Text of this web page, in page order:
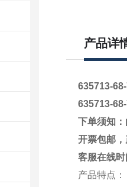
产品详
635713-
635713-
下单须知
开票包邮
客服在线
产品特点：